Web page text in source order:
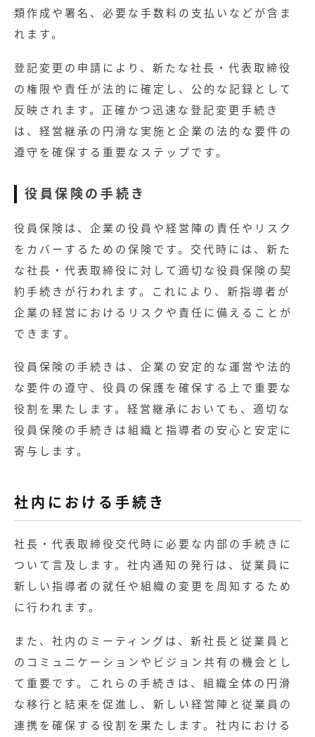
類作成や署名、必要な手数料の支払いなどが含ま
れます。
登記変更の申請により、新たな社長・代表取締役
の権限や責任が法的に確定し、公的な記録として
反映されます。正確かつ迅速な登記変更手続き
は、経営継承の円滑な実施と企業の法的な要件の
遵守を確保する重要なステップです。
役員保険の手続き
役員保険は、企業の役員や経営陣の責任やリスク
をカバーするための保険です。交代時には、新た
な社長・代表取締役に対して適切な役員保険の契
約手続きが行われます。これにより、新指導者が
企業の経営におけるリスクや責任に備えることが
できます。
役員保険の手続きは、企業の安定的な運営や法的
な要件の遵守、役員の保護を確保する上で重要な
役割を果たします。経営継承においても、適切な
役員保険の手続きは組織と指導者の安心と安定に
寄与します。
社内における手続き
社長・代表取締役交代時に必要な内部の手続きに
ついて言及します。社内通知の発行は、従業員に
新しい指導者の就任や組織の変更を周知するため
に行われます。
また、社内のミーティングは、新社長と従業員と
のコミュニケーションやビジョン共有の機会とし
て重要です。これらの手続きは、組織全体の円滑
な移行と結束を促進し、新しい経営陣と従業員の
連携を確保する役割を果たします。社内における